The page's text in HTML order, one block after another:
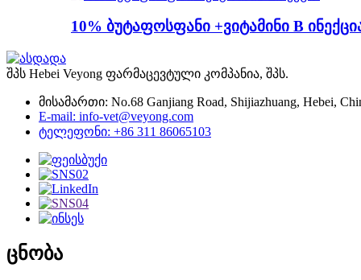
10% ბუტაფოსფანი +ვიტამინი B
შპს Hebei Veyong ფარმაცევტული კომპანია, შპს.
მისამართი: No.68 Ganjiang Road, Shijiazhuang, Hebei,
E-mail: info-vet@veyong.com
ტელეფონი: +86 311 86065103
ცნობა